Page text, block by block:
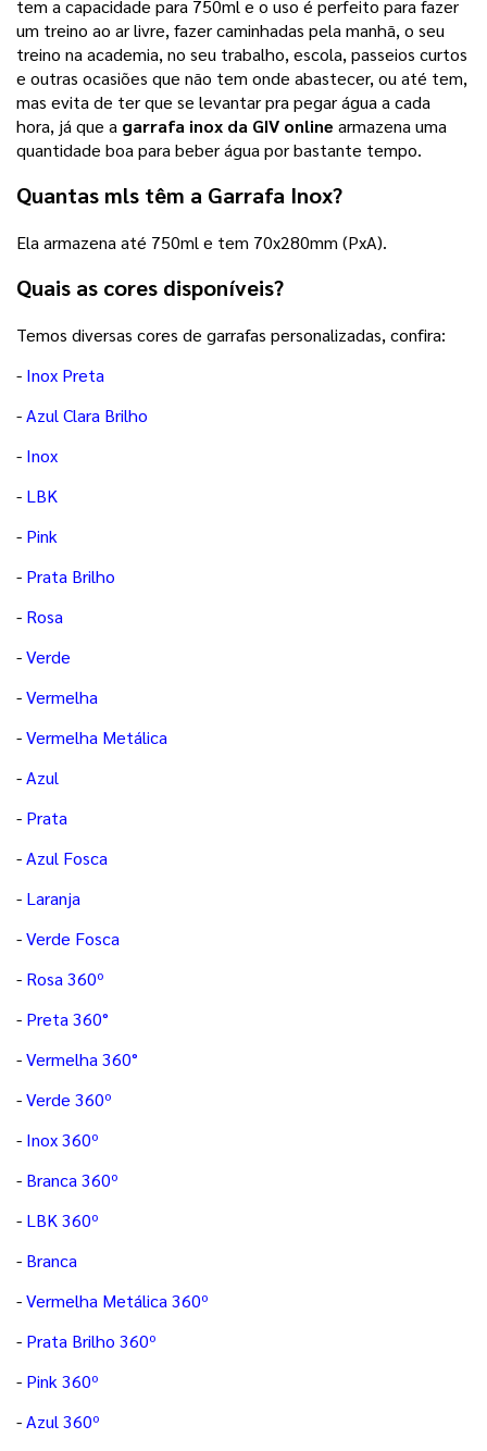
tem a capacidade para 750ml e o uso é perfeito para fazer
um treino ao ar livre, fazer caminhadas pela manhã, o seu
treino na academia, no seu trabalho, escola, passeios curtos
e outras ocasiões que não tem onde abastecer, ou até tem,
mas evita de ter que se levantar pra pegar água a cada
hora, já que a garrafa inox da GIV online armazena uma
quantidade boa para beber água por bastante tempo.
Quantas mls têm a Garrafa Inox?
Ela armazena até 750ml e tem 70x280mm (PxA).
Quais as cores disponíveis?
Temos diversas cores de garrafas personalizadas, confira:
- Inox Preta
-Azul Clara Brilho
- Inox
- LBK
- Pink
- Prata Brilho
- Rosa
-Verde
-Vermelha
-Vermelha Metálica
-Azul
- Prata
-Azul Fosca
- Laranja
-Verde Fosca
- Rosa 360º
- Preta 360°
-Vermelha 360°
-Verde 360º
- Inox 360º
- Branca 360º
- LBK 360º
- Branca
-Vermelha Metálica 360º
- Prata Brilho 360º
- Pink 360º
-Azul 360º